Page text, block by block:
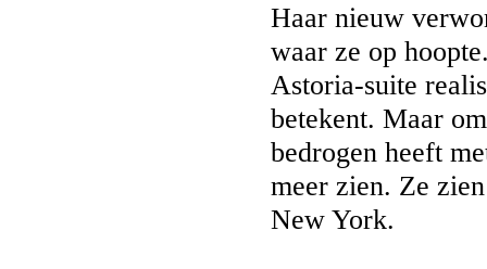
Haar nieuw
waar ze op
Astoria-suite
betekent. Maar
bedrogen heeft
meer zien. Ze
New York.